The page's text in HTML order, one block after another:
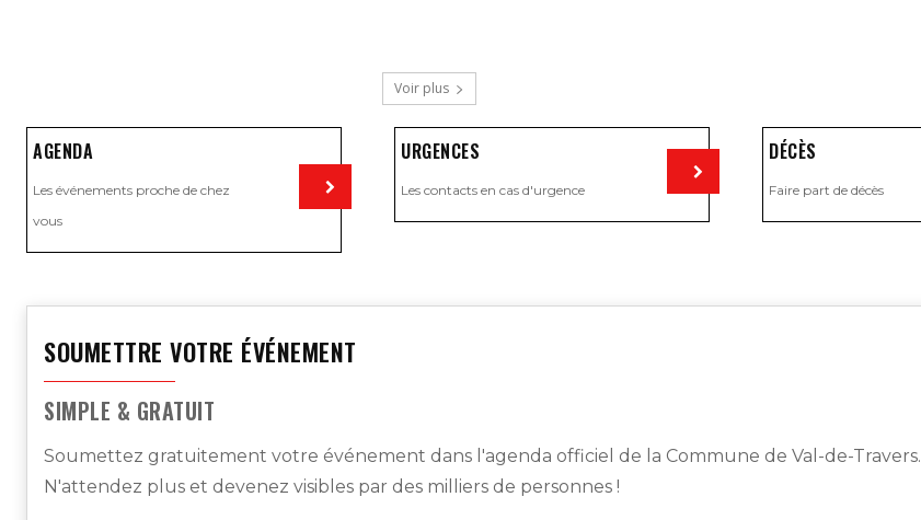
Voir plus
AGENDA
Les événements proche de chez
vous
URGENCES
Les contacts en cas d'urgence
DÉCÈS
Faire part de décès
SOUMETTRE VOTRE ÉVÉNEMENT
SIMPLE & GRATUIT
Soumettez gratuitement votre événement dans l'agenda officiel de la Commune de Val-de-Travers.
N'attendez plus et devenez visibles par des milliers de personnes !